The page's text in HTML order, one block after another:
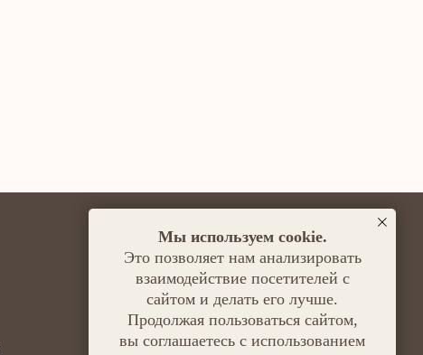
Отчеты
Уставные документы
Реквизиты
Контакты
Мы используем cookie.
Это позволяет нам анализировать
взаимодействие посетителей с
сайтом и делать его лучше.
Продолжая пользоваться сайтом,
вы соглашаетесь с использованием